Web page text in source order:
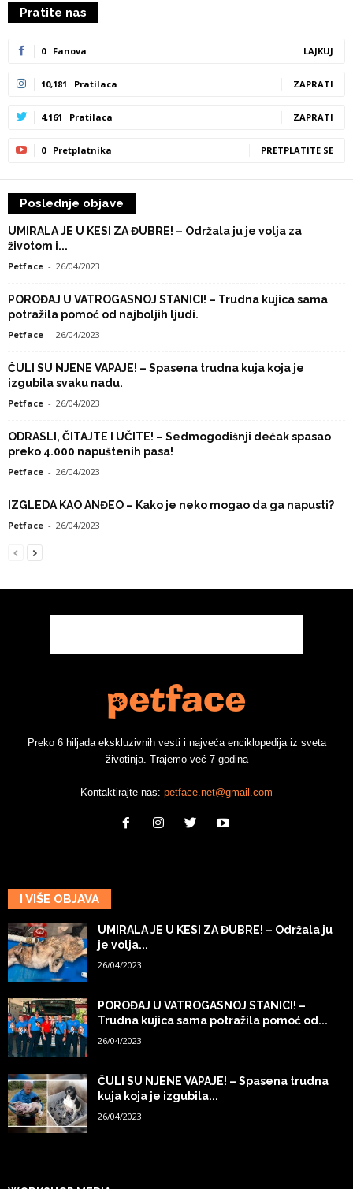
Pratite nas
0 Fanova LAJKUJ
10,181 Pratilaca ZAPRATI
4,161 Pratilaca ZAPRATI
0 Pretplatnika PRETPLATITE SE
Poslednje objave
UMIRALA JE U KESI ZA ĐUBRE! – Održala ju je volja za
životom i...
Petface - 26/04/2023
POROĐAJ U VATROGASNOJ STANICI! – Trudna kujica sama
potražila pomoć od najboljih ljudi.
Petface - 26/04/2023
ČULI SU NJENE VAPAJE! – Spasena trudna kuja koja je
izgubila svaku nadu.
Petface - 26/04/2023
ODRASLI, ČITAJTE I UČITE! – Sedmogodišnji dečak spasao
preko 4.000 napuštenih pasa!
Petface - 26/04/2023
IZGLEDA KAO ANĐEO – Kako je neko mogao da ga napusti?
Petface - 26/04/2023
Preko 6 hiljada ekskluzivnih vesti i najveća enciklopedija iz sveta
životinja. Trajemo već 7 godina
Kontaktirajte nas: petface.net@gmail.com
I VIŠE OBJAVA
UMIRALA JE U KESI ZA ĐUBRE! – Održala ju
je volja...
26/04/2023
POROĐAJ U VATROGASNOJ STANICI! –
Trudna kujica sama potražila pomoć od...
26/04/2023
ČULI SU NJENE VAPAJE! – Spasena trudna
kuja koja je izgubila...
26/04/2023